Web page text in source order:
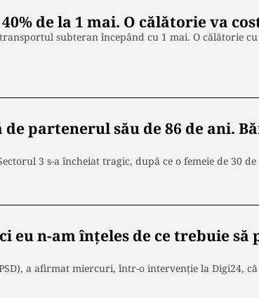
de la 1 mai. O călătorie va
subteran începând cu 1 mai. O călătorie
de partenerul său de 86 de ani.
3 s-a încheiat tragic, după ce o femeie de 30
eu n-am înțeles de ce trebuie să
a afirmat miercuri, într-o intervenție la Digi24,